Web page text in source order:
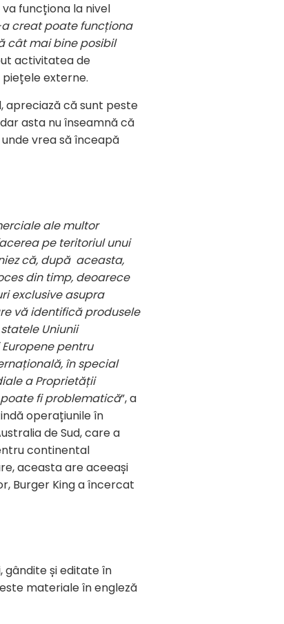
funcționa la nivel
creat poate funcționa
cât mai bine posibil
activitatea de
piețele externe.
apreciază că sunt peste
asta nu înseamnă că
vrea să înceapă
ale multor
pe teritoriul unui
că, după aceasta,
din timp, deoarece
exclusive asupra
vă identifică produsele
Uniunii
pentru
în special
a Proprietății
poate fi problematică”, a
operațiunile în
de Sud, care a
continental
aceasta are aceeași
Burger King a încercat
gândite și editate în
materiale în engleză